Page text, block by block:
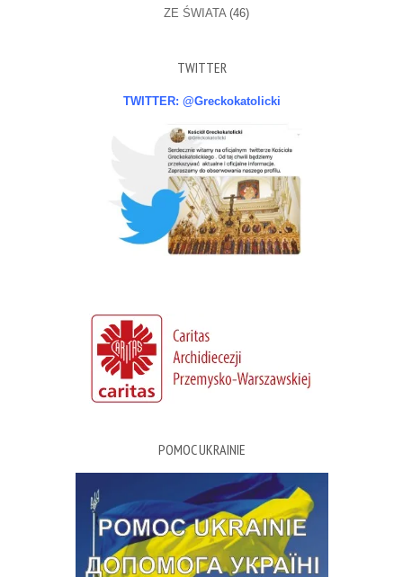
ZE ŚWIATA(46)
TWITTER
TWITTER: @Greckokatolicki
POMOC UKRAINIE